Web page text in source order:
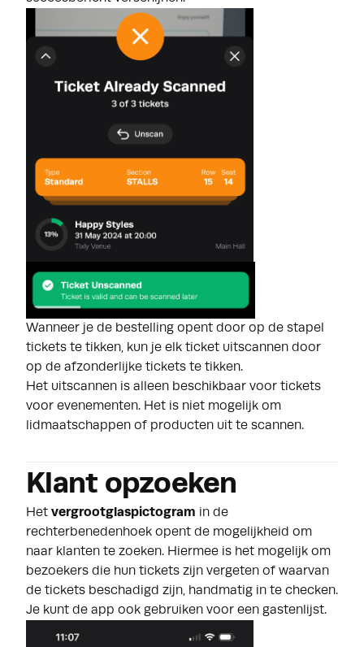
Wanneer je de bestelling opent door op de stapel
tickets te tikken, kun je elk ticket uitscannen door
op de afzonderlijke tickets te tikken.
Het uitscannen is alleen beschikbaar voor tickets
voor evenementen. Het is niet mogelijk om
lidmaatschappen of producten uit te scannen.
Klant opzoeken
Het vergrootglaspictogram in de
rechterbenedenhoek opent de mogelijkheid om
naar klanten te zoeken. Hiermee is het mogelijk om
bezoekers die hun tickets zijn vergeten of waarvan
de tickets beschadigd zijn, handmatig in te checken.
Je kunt de app ook gebruiken voor een gastenlijst.